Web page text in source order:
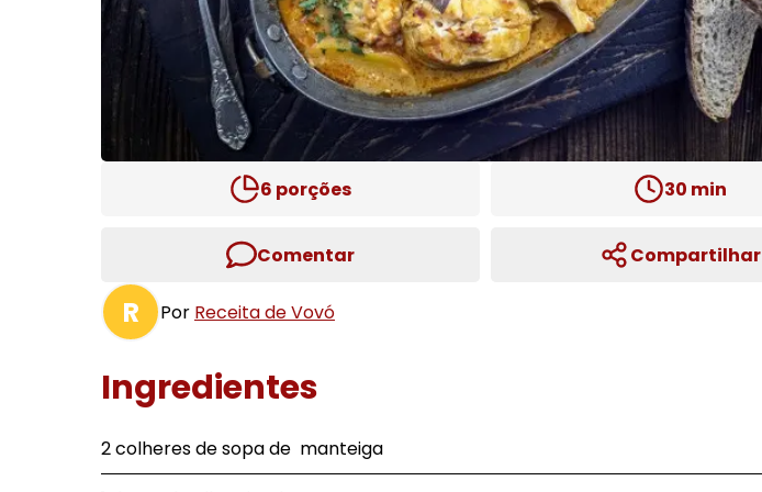
6 porções 30 min
Comentar Compartilhar
R Por Receita de Vovó
Ingredientes
2 colheres de sopa de manteiga